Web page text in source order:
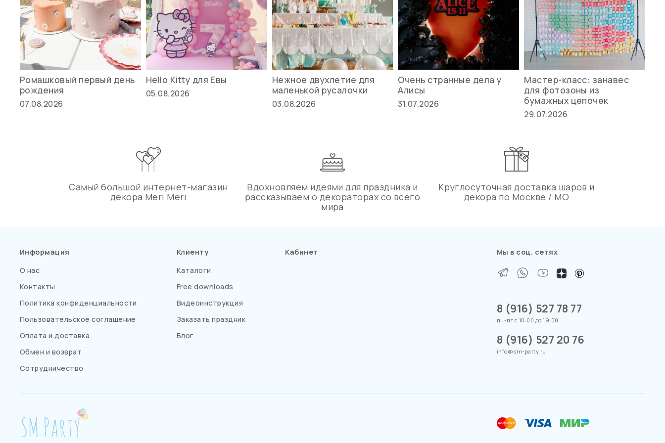
Ромашковый первый день
рождения
07.08.2026
Hello Kitty для Евы
05.08.2026
Нежное двухлетие для
маленькой русалочки
03.08.2026
Очень странные дела у
Алисы
31.07.2026
Мастер-класс: занавес
для фотозоны из
бумажных цепочек
29.07.2026
Самый большой интернет-магазин
декора Meri Meri
Вдохновляем идеями для праздника и
рассказываем о декораторах со всего
мира
Круглосуточная доставка шаров и
декора по Москве / МО
Информация
О нас
Контакты
Политика конфиденциальности
Пользовательское соглашение
Оплата и доставка
Обмен и возврат
Сотрудничество
Клиенту
Каталоги
Free downloads
Видеоинструкция
Заказать праздник
Блог
Кабинет Мы в соц. сетях
8 (916) 527 78 77
пн-пт с 10:00 до 19:00
8 (916) 527 20 76
info@sm-party.ru